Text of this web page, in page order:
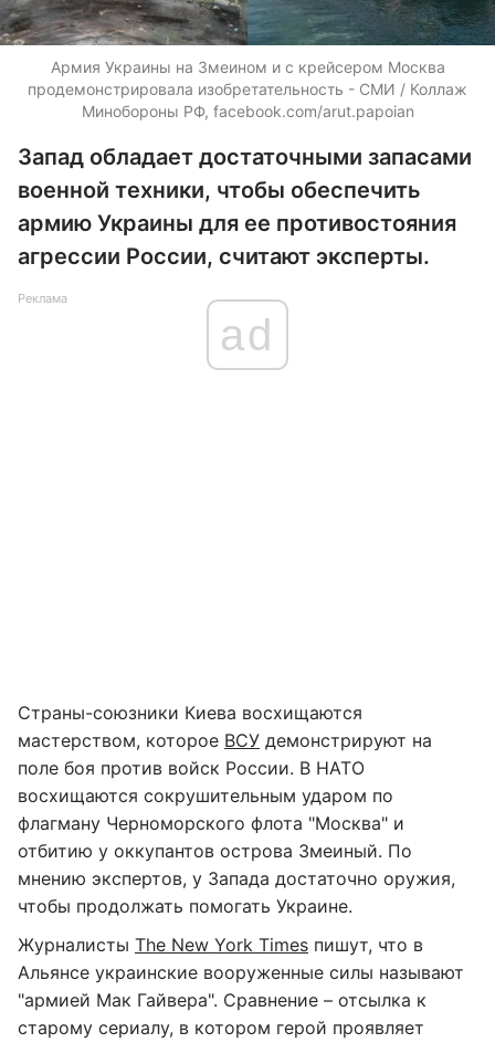
Армия Украины на Змеином и с крейсером Москва
продемонстрировала изобретательность - СМИ / Коллаж
Минобороны РФ, facebook.com/arut.papoian
Запад обладает достаточными запасами
военной техники, чтобы обеспечить
армию Украины для ее противостояния
агрессии России, считают эксперты.
Реклама
ad
Страны-союзники Киева восхищаются
мастерством, которое ВСУ демонстрируют на
поле боя против войск России. В НАТО
восхищаются сокрушительным ударом по
флагману Черноморского флота "Москва" и
отбитию у оккупантов острова Змеиный. По
мнению экспертов, у Запада достаточно оружия,
чтобы продолжать помогать Украине.
Журналисты The New York Times пишут, что в
Альянсе украинские вооруженные силы называют
"армией Мак Гайвера". Сравнение – отсылка к
старому сериалу, в котором герой проявляет